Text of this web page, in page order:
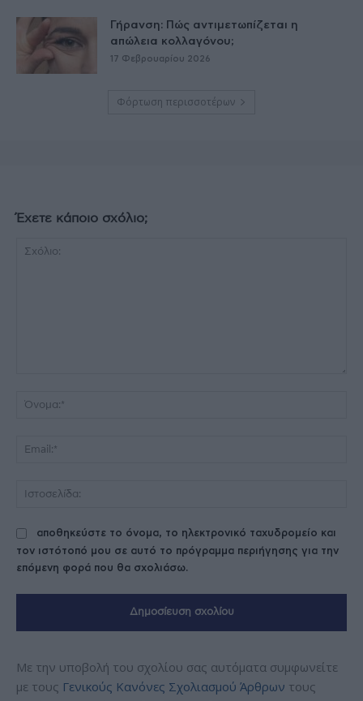
Γήρανση: Πώς αντιμετωπίζεται η
απώλεια κολλαγόνου;
17 Φεβρουαρίου 2026
Φόρτωση περισσοτέρων
Έχετε κάποιο σχόλιο;
αποθηκεύστε το όνομα, το ηλεκτρονικό ταχυδρομείο και
τον ιστότοπό μου σε αυτό το πρόγραμμα περιήγησης για την
επόμενη φορά που θα σχολιάσω.
Με την υποβολή του σχολίου σας αυτόματα συμφωνείτε
με τους Γενικούς Κανόνες Σχολιασμού Άρθρων τους